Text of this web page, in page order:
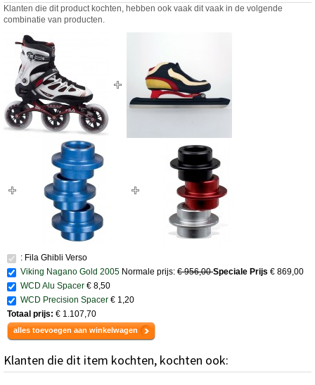
Klanten die dit product kochten, hebben ook vaak dit vaak in de volgende
combinatie van producten.
: Fila Ghibli Verso
Viking Nagano Gold 2005 Normale prijs: € 956,00Speciale Prijs € 869,00
WCD Alu Spacer € 8,50
WCD Precision Spacer € 1,20
Totaal prijs: € 1.107,70
alles toevoegen aan winkelwagen
Klanten die dit item kochten, kochten ook: